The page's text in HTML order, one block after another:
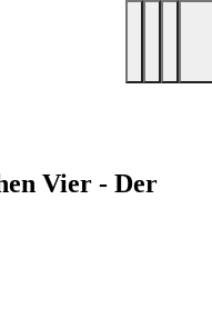
Vier - Der